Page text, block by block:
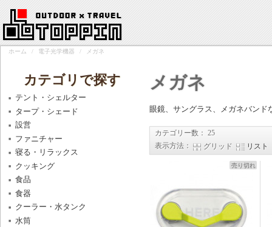
ホーム / 電子光学機器 / メガネ
メガネ
眼鏡、サングラス、メガネバンド
カテゴリー数： 25
表示方法：
グリッド リスト
売り切れ
カテゴリで探す
テント・シェルター
タープ・シェード
設営
ファニチャー
寝る・リラックス
クッキング
食品
食器
クーラー・水タンク
水筒